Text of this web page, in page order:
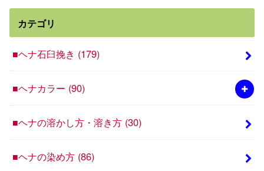
カテゴリ
■ヘナ石臼挽き (179)
■ヘナカラー (90)
■ヘナの溶かし方・溶き方 (30)
■ヘナの染め方 (86)